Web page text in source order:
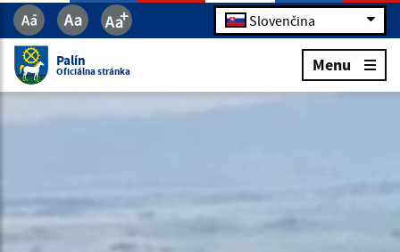
Slovenčina
Palín
Oficiálna stránka Menu